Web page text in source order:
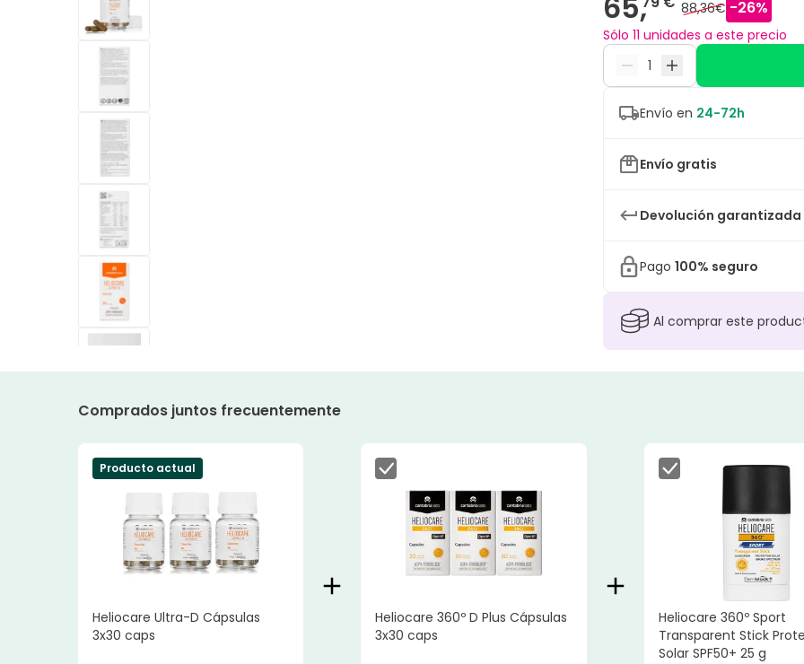
88,36€ -26%
Sólo 11 unidades a este precio
Envío en 24-72h
Envío gratis
Devolución garantizada
Pago 100% seguro
Al comprar este
Comprados juntos frecuentemente
Producto actual
Heliocare Ultra-D Cápsulas
3x30 caps
Heliocare 360º D Plus Cápsulas
3x30 caps
Heliocare 360º Sport
Transparent Stick
Solar SPF50+ 25 g